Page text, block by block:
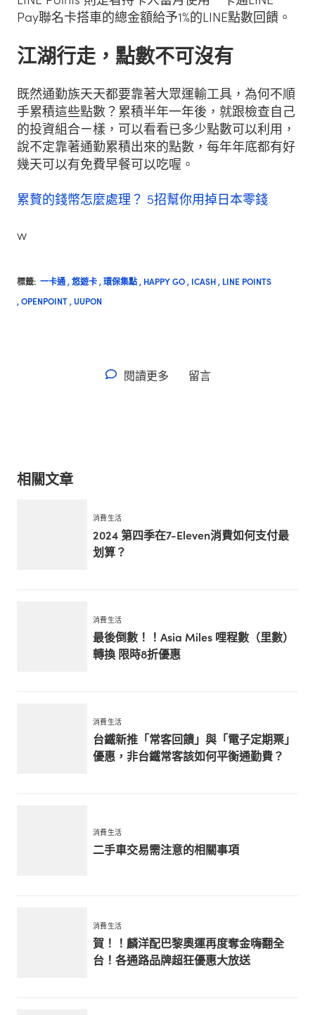
Pay聯名卡搭車的總金額給予1%的LINE點數回饋。
江湖行走，點數不可沒有
既然通勤族天天都要靠著大眾運輸工具，為何不順
手累積這些點數？累積半年一年後，就跟檢查自己
的投資組合ㄧ樣，可以看看已多少點數可以利用，
說不定靠著通勤累積出來的點數，每年年底都有好
幾天可以有免費早餐可以吃喔。
累贅的錢幣怎麼處理？ 5招幫你用掉日本零錢
w
標籤: 一卡通 ,悠遊卡 ,環保集點 , HAPPY GO , ICASH , LINE POINTS
,OPENPOINT , UUPON
閱讀更多 留言
相關文章
消費生活
2024 第四季在7-Eleven消費如何支付最
划算？
消費生活
最後倒數！！Asia Miles 哩程數（里數）
轉換 限時8折優惠
消費生活
台鐵新推「常客回饋」與「電子定期票」
優惠，非台鐵常客該如何平衡通勤費？
消費生活
二手車交易需注意的相關事項
消費生活
賀！！麟洋配巴黎奧運再度奪金嗨翻全
台！各通路品牌超狂優惠大放送